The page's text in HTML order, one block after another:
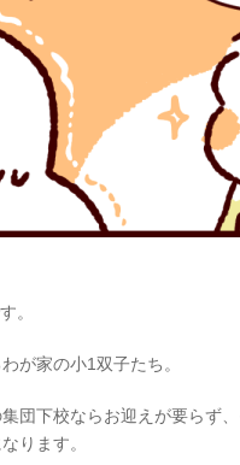
。
が家の小1双子たち。
団下校ならお迎えが要らず
ります。